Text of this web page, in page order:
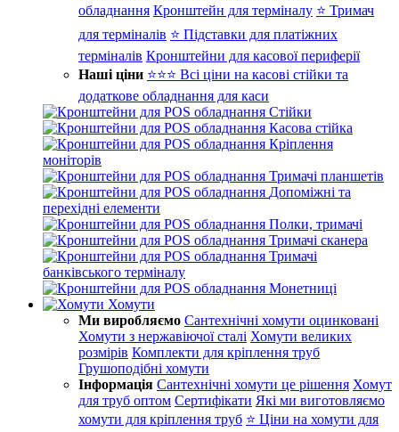
обладнання Кронштейн для терміналу ⭐ Тримач
для терміналів ⭐ Підставки для платіжних
терміналів Кронштейни для касової периферії
Наші ціни ⭐⭐⭐ Всі ціни на касові стійки та
додаткове обладнання для каси
Стійки
Касова стійка
Кріплення
моніторів
Тримачі планшетів
Допоміжні та
перехідні елементи
Полки, тримачі
Тримачі сканера
Тримачі
банківського терміналу
Монетниці
Хомути
Ми виробляємо Сантехнічні хомути оцинковані
Хомути з нержавіючої сталі Хомути великих
розмірів Комплекти для кріплення труб
Грушоподібні хомути
Інформація Сантехнічні хомути це рішення Хомут
для труб оптом Сертифікати Які ми виготовляємо
хомути для кріплення труб ⭐ Ціни на хомути для